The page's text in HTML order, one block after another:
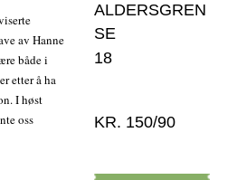
av Hanne
både i
etter å ha
I høst
oss
ALDERSGREN
SE
18
KR. 150/90